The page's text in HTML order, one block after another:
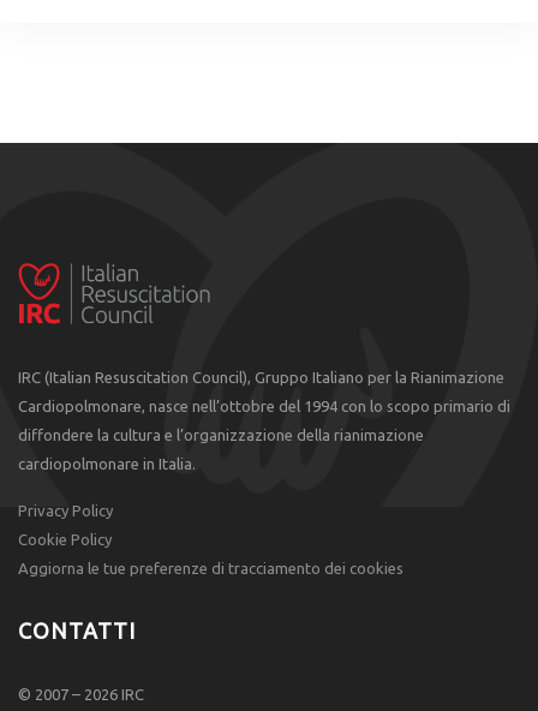
IRC (Italian Resuscitation Council), Gruppo Italiano per la Rianimazione
Cardiopolmonare, nasce nell’ottobre del 1994 con lo scopo primario di
diffondere la cultura e l’organizzazione della rianimazione
cardiopolmonare in Italia.
Privacy Policy
Cookie Policy
Aggiorna le tue preferenze di tracciamento dei cookies
CONTATTI
© 2007 – 2026 IRC